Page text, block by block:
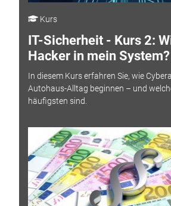
Kurs
IT-Sicherheit - Kurs 2:
Hacker in mein System?
In diesem Kurs erfahren Sie, wie
Autohaus-Alltag beginnen – und
häufigsten sind.